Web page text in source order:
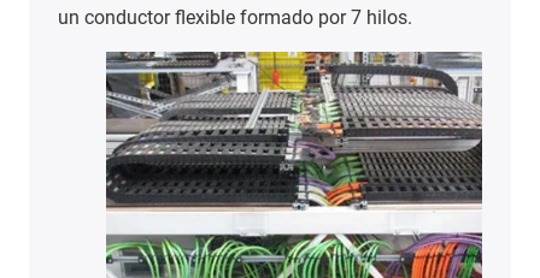
un conductor flexible formado por 7 hilos.